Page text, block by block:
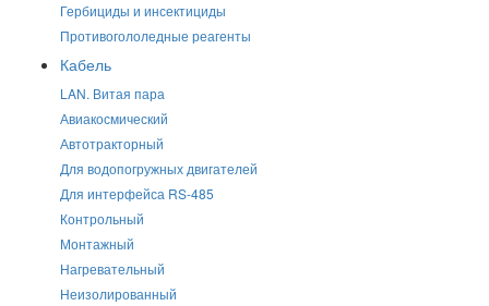
Гербициды и инсектициды
Противогололедные реагенты
Кабель
LAN. Витая пара
Авиакосмический
Автотракторный
Для водопогружных двигателей
Для интерфейса RS-485
Контрольный
Монтажный
Нагревательный
Неизолированный